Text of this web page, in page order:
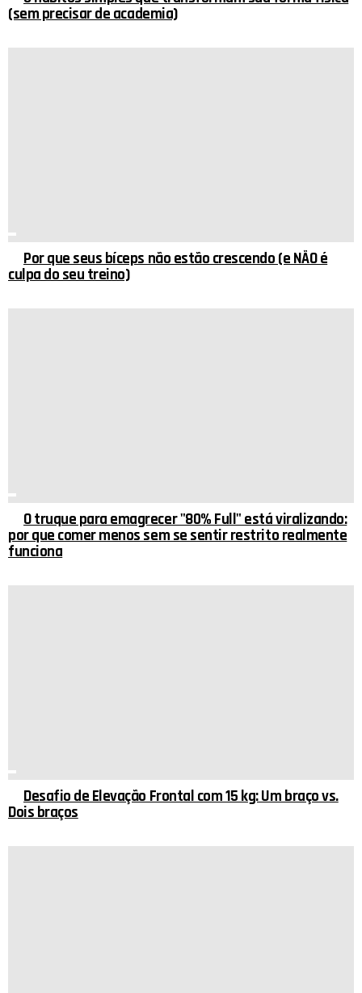
(sem precisar de academia)
Por que seus bíceps não estão crescendo (e NÃO é
culpa do seu treino)
O truque para emagrecer "80% Full" está viralizando:
por que comer menos sem se sentir restrito realmente
funciona
Desafio de Elevação Frontal com 15 kg: Um braço vs.
Dois braços